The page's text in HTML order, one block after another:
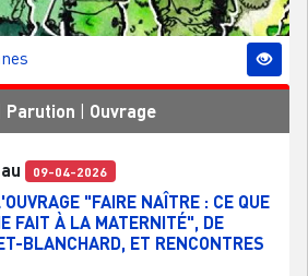
Parution Ouvrage
au 09-04-2026
"FAIRE NAÎTRE : CE QUE
FAIT À LA MATERNITÉ", DE
BLANCHARD, ET RENCONTRES